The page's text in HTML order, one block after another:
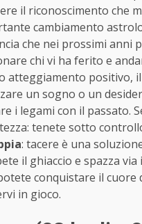
il riconoscimento che
cambiamento
che nei prossimi anni
chi vi ha ferito e
atteggiamento positivo,
un sogno o un
i legami con il passato.
tenete sotto
: tacere è una
il ghiaccio e spazza
conquistare il cuore
in gioco.